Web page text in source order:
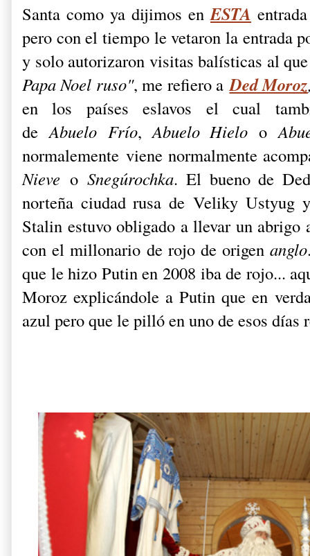
Santa como ya dijimos enESTA
pero con el tiempo le vetaron la entrada
y solo autorizaron visitas balísticas al
Papa Noel ruso", me refiero aDed Moroz
en los países eslavos el cual
de Abuelo Frío,Abuelo Hielo o
normalemente viene normalmente
Nieve oSnegúrochka. El bueno de
norteña ciudad rusa de Veliky Ustyug
Stalin estuvo obligado a llevar un abrigo
con el millonario de rojo de origenanglo
que le hizo Putin en 2008 iba de rojo...
Moroz explicándole a Putin que en
azul pero que le pilló en uno de esos días